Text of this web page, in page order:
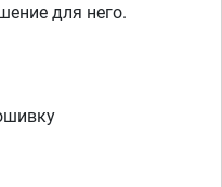
для него.